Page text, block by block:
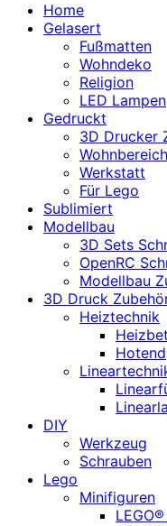
Home
Gelasert
Fußmatten
Wohndeko
Religion
LED Lampen
Gedruckt
3D Drucker
Wohnbereich
Werkstatt
Für Lego
Sublimiert
Modellbau
3D Sets
OpenRC
Modellbau
3D Druck
Heiztechnik
Hotend
DIY
Werkzeug
Schrauben
Lego
Minifiguren